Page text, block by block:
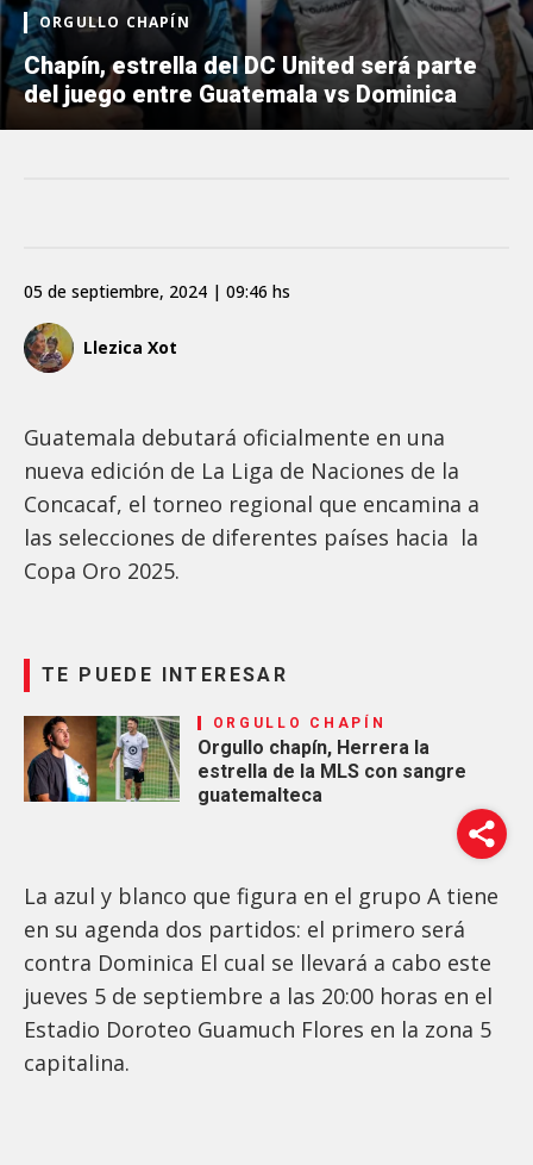
ORGULLO CHAPÍN
Chapín, estrella del DC United será parte
del juego entre Guatemala vs Dominica
Llezica Xot
05 de septiembre, 2024 | 09:46 hs
Guatemala debutará oficialmente en una
nueva edición de La Liga de Naciones de la
Concacaf, el torneo regional que encamina a
las selecciones de diferentes países hacia la
Copa Oro 2025.
TE PUEDE INTERESAR
ORGULLO CHAPÍN
Orgullo chapín, Herrera la
estrella de la MLS con sangre
guatemalteca
La azul y blanco que figura en el grupo A tiene
en su agenda dos partidos: el primero será
contra Dominica El cual se llevará a cabo este
jueves 5 de septiembre a las 20:00 horas en el
Estadio Doroteo Guamuch Flores en la zona 5
capitalina.